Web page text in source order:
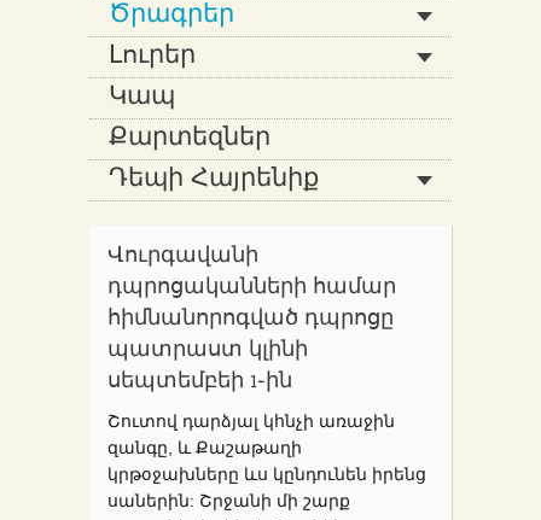
Ծրագրեր
Լուրեր
Կապ
Քարտեզներ
Դեպի Հայրենիք
Վուրգավանի
դպրոցականների համար
հիմնանորոգված դպրոցը
պատրաստ կլինի
սեպտեմբեի 1֊ին
Շուտով դարձյալ կհնչի առաջին
զանգը, և Քաշաթաղի
կրթօջախները ևս կընդունեն իրենց
սաներին: Շրջանի մի շարք